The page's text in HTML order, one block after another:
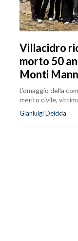
Villacidro
morto 50
Monti
L’omaggio della
merito civile,
Gianluigi Deidda